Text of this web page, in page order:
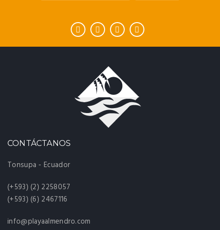
CONTÁCTANOS
Tonsupa - Ecuador
(+593) (2) 2258057
(+593) (6) 2467116
info@playaalmendro.com